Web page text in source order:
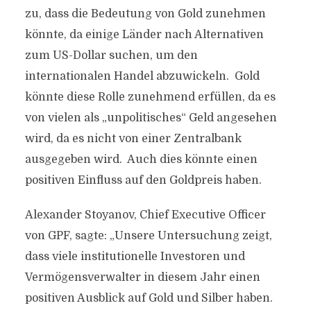
zu, dass die Bedeutung von Gold zunehmen
könnte, da einige Länder nach Alternativen
zum US-Dollar suchen, um den
internationalen Handel abzuwickeln. Gold
könnte diese Rolle zunehmend erfüllen, da es
von vielen als „unpolitisches“ Geld angesehen
wird, da es nicht von einer Zentralbank
ausgegeben wird. Auch dies könnte einen
positiven Einfluss auf den Goldpreis haben.
Alexander Stoyanov, Chief Executive Officer
von GPF, sagte: „Unsere Untersuchung zeigt,
dass viele institutionelle Investoren und
Vermögensverwalter in diesem Jahr einen
positiven Ausblick auf Gold und Silber haben.